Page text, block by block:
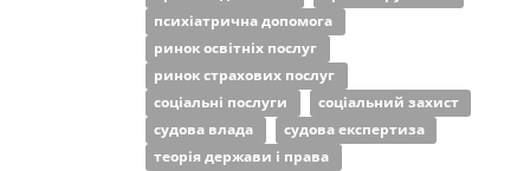
психіатрична допомога
ринок освітніх послуг
ринок страхових послуг
соціальні послуги
соціальний захист
судова влада
судова експертиза
теорія держави і права